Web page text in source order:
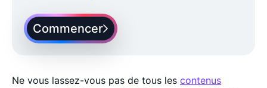
Commencer
Ne vous lassez-vous pas de tous les contenus